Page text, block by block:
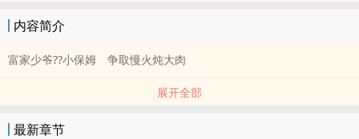
内容简介
富家少爷??小保姆 争取慢火炖大肉
展开全部
最新章节